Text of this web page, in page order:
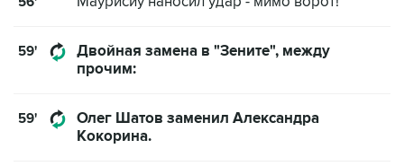
59'
Двойная замена в "Зените", между
прочим:
59'
Олег Шатов заменил Александра
Кокорина.